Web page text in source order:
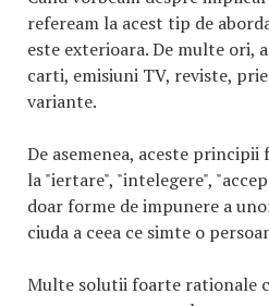
refeream la acest tip de
este exterioara. De multe ori,
carti, emisiuni TV, reviste,
variante.
De asemenea, aceste principii
la "iertare", "intelegere",
doar forme de impunere a
ciuda a ceea ce simte o
Multe solutii foarte rationale